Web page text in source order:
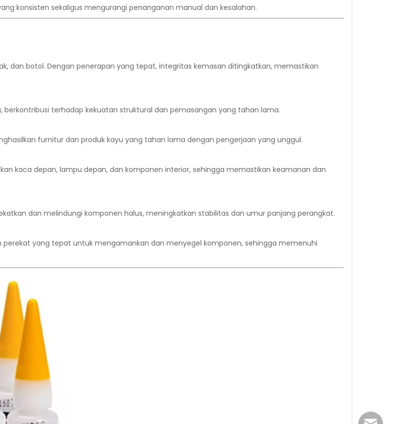
konsisten sekaligus mengurangi penanganan manual dan kesalahan.
dan botol. Dengan penerapan yang tepat, integritas kemasan ditingkatkan, memastikan
terhadap kekuatan struktural dan pemasangan yang tahan lama.
furnitur dan produk kayu yang tahan lama dengan pengerjaan yang unggul.
kaca depan, lampu depan, dan komponen interior, sehingga memastikan keamanan dan
dan melindungi komponen halus, meningkatkan stabilitas dan umur panjang perangkat.
perekat yang tepat untuk mengamankan dan menyegel komponen, sehingga memenuhi